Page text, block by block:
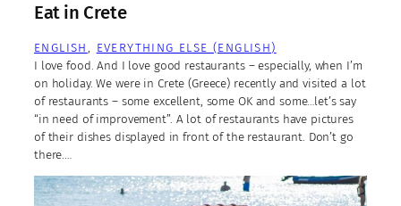
Eat in Crete
ENGLISH, EVERYTHING ELSE (ENGLISH)
I love food. And I love good restaurants – especially, when I’m
on holiday. We were in Crete (Greece) recently and visited a lot
of restaurants – some excellent, some OK and some…let’s say
“in need of improvement”. A lot of restaurants have pictures
of their dishes displayed in front of the restaurant. Don’t go
there.…